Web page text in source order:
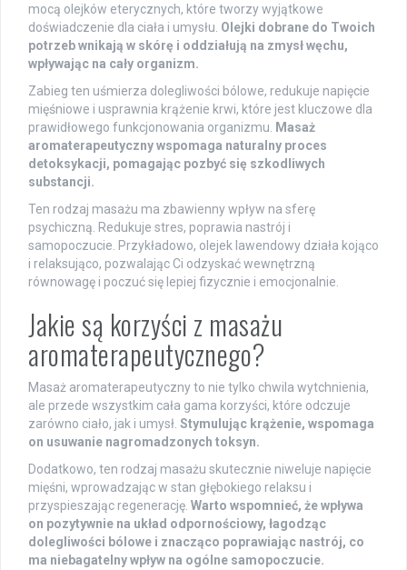
mocą olejków eterycznych, które tworzy wyjątkowe
doświadczenie dla ciała i umysłu. Olejki dobrane do Twoich
potrzeb wnikają w skórę i oddziałują na zmysł węchu,
wpływając na cały organizm.
Zabieg ten uśmierza dolegliwości bólowe, redukuje napięcie
mięśniowe i usprawnia krążenie krwi, które jest kluczowe dla
prawidłowego funkcjonowania organizmu.
Masaż
aromaterapeutyczny wspomaga naturalny proces
detoksykacji, pomagając pozbyć się szkodliwych
substancji.
Ten rodzaj masażu ma zbawienny wpływ na sferę
psychiczną. Redukuje stres, poprawia nastrój i
samopoczucie. Przykładowo, olejek lawendowy działa kojąco
i relaksująco, pozwalając Ci odzyskać wewnętrzną
równowagę i poczuć się lepiej fizycznie i emocjonalnie.
Jakie są korzyści z masażu
aromaterapeutycznego?
Masaż aromaterapeutyczny to nie tylko chwila wytchnienia,
ale przede wszystkim cała gama korzyści, które odczuje
zarówno ciało, jak i umysł. Stymulując krążenie, wspomaga
on usuwanie nagromadzonych toksyn.
Dodatkowo, ten rodzaj masażu skutecznie niweluje napięcie
mięśni, wprowadzając w stan głębokiego relaksu i
przyspieszając regenerację. Warto wspomnieć, że wpływa
on pozytywnie na układ odpornościowy, łagodząc
dolegliwości bólowe i znacząco poprawiając nastrój, co
ma niebagatelny wpływ na ogólne samopoczucie.